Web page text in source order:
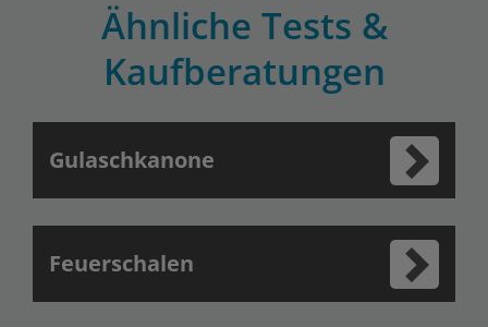
Ähnliche Tests &
Kaufberatungen
Gulaschkanone
Feuerschalen